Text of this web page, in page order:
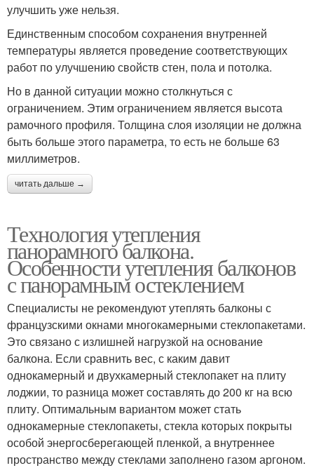
улучшить уже нельзя.
Единственным способом сохранения внутренней
температуры является проведение соответствующих
работ по улучшению свойств стен, пола и потолка.
Но в данной ситуации можно столкнуться с
ограничением. Этим ограничением является высота
рамочного профиля. Толщина слоя изоляции не должна
быть больше этого параметра, то есть не больше 63
миллиметров.
читать дальше →
Технология утепления
панорамного балкона.
Особенности утепления балконов
с панорамным остеклением
Специалисты не рекомендуют утеплять балконы с
французскими окнами многокамерными стеклопакетами.
Это связано с излишней нагрузкой на основание
балкона. Если сравнить вес, с каким давит
однокамерный и двухкамерный стеклопакет на плиту
лоджии, то разница может составлять до 200 кг на всю
плиту. Оптимальным вариантом может стать
однокамерные стеклопакеты, стекла которых покрыты
особой энергосберегающей пленкой, а внутреннее
пространство между стеклами заполнено газом аргоном.